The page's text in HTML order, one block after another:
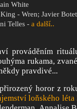
White
- Wren; Javier
Telles - a další..
prováděním
rukama,
pravdivé...
horor z
loňského léta